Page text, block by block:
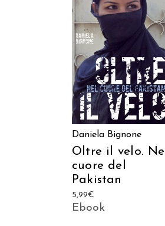
AGGIUNGI AL CARRELLO
Daniela Bignone
Oltre il velo. Nel
cuore del
Pakistan
5,99€
Ebook